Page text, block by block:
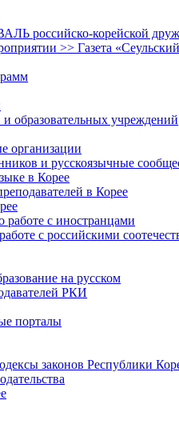
российско-корейской
>> Газета
образовательных учреждений
организации
и русскоязычные
в Корее
в Корее
работе с иностранцами
с российскими
на русском
РКИ
порталы
законов Республики